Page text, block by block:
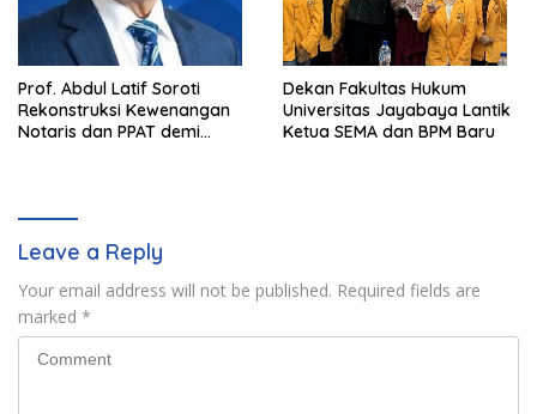
Prof. Abdul Latif Soroti
Rekonstruksi Kewenangan
Notaris dan PPAT demi
Dekan Fakultas Hukum
Universitas Jayabaya Lantik
Ketua SEMA dan BPM Baru
Leave a Reply
Your email address will not be published. Required fields are
marked *